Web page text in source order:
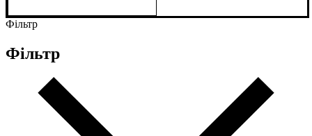
Фільтр
Фільтр